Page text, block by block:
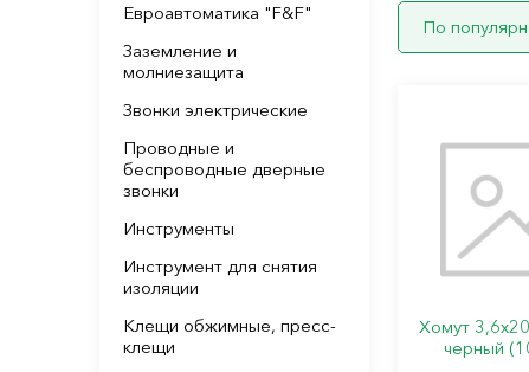
Евроавтоматика "F&F"
Заземление и
молниезащита
Звонки электрические
Проводные и
беспроводные дверные
звонки
Инструменты
Инструмент для снятия
изоляции
Клещи обжимные, пресс-
клещи
По
Хомут
черный